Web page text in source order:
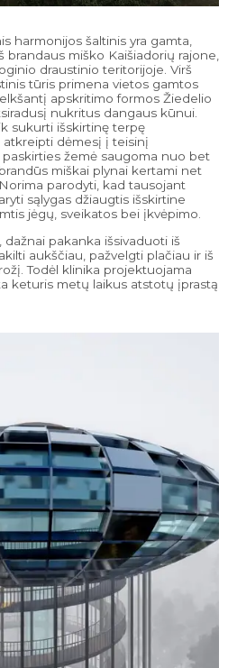
harmonijos šaltinis yra gamta,
brandaus miško Kaišiadorių rajone,
draustinio teritorijoje. Virš
tūris primena vietos gamtos
apskritimo formos Žiedelio
nukritus dangaus kūnui.
sukurti išskirtinę terpę
atkreipti dėmesį į teisinį
žemė saugoma nuo bet
miškai plynai kertami net
parodyti, kad tausojant
sąlygas džiaugtis išskirtine
jėgų, sveikatos bei įkvėpimo.
pakanka išsivaduoti iš
aukščiau, pažvelgti plačiau ir iš
Todėl klinika projektuojama
keturis metų laikus atstotų įprastą